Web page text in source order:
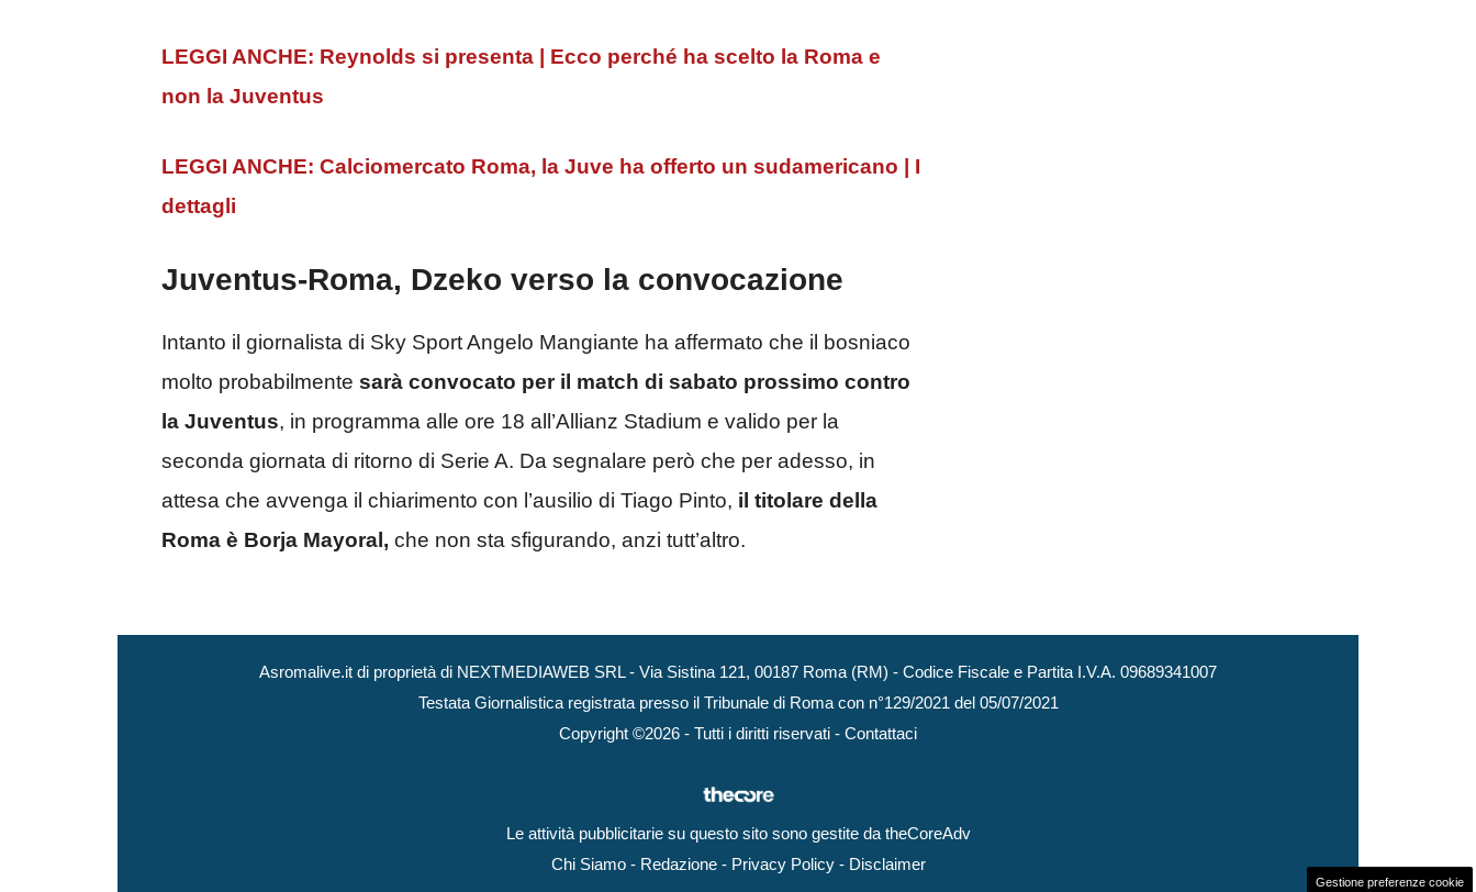
LEGGI ANCHE: Reynolds si presenta | Ecco perché ha scelto la Roma e
non la Juventus
LEGGI ANCHE: Calciomercato Roma, la Juve ha offerto un sudamericano | I
dettagli
Juventus-Roma, Dzeko verso la convocazione
Intanto il giornalista di Sky Sport Angelo Mangiante ha affermato che il bosniaco
molto probabilmente sarà convocato per il match di sabato prossimo contro
la Juventus, in programma alle ore 18 all’Allianz Stadium e valido per la
seconda giornata di ritorno di Serie A. Da segnalare però che per adesso, in
attesa che avvenga il chiarimento con l’ausilio di Tiago Pinto, il titolare della
Roma è Borja Mayoral, che non sta sfigurando, anzi tutt’altro.
Asromalive.it di proprietà di NEXTMEDIAWEB SRL - Via Sistina 121, 00187 Roma (RM) - Codice Fiscale e Partita I.V.A. 09689341007
Testata Giornalistica registrata presso il Tribunale di Roma con n°129/2021 del 05/07/2021
Copyright ©2026 - Tutti i diritti riservati - Contattaci
Le attività pubblicitarie su questo sito sono gestite da theCoreAdv
Chi Siamo- Redazione- Privacy Policy- Disclaimer
Gestione preferenze cookie